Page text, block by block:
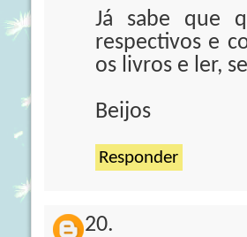
Já sabe que
respectivos e
os livros e ler,
Beijos
Responder